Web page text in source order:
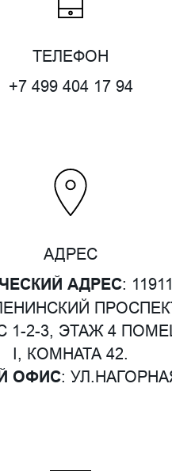
ТЕЛЕФОН
+7 499 404 17 94
АДРЕС
АДРЕС:
1-2-3, ЭТАЖ 4
I, КОМНАТА 42.
ОФИС: